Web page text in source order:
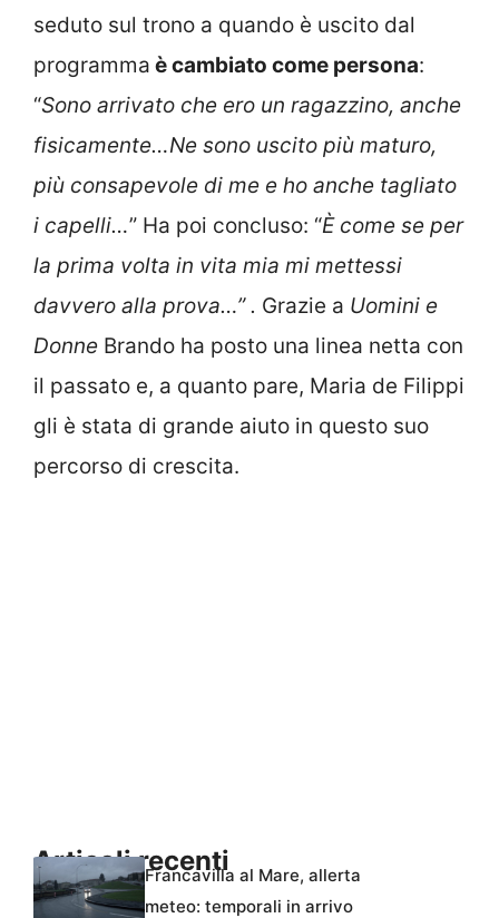
seduto sul trono a quando è uscito dal
programma è cambiato come persona:
“Sono arrivato che ero un ragazzino, anche
fisicamente…Ne sono uscito più maturo,
più consapevole di me e ho anche tagliato
i capelli…” Ha poi concluso: “È come se per
la prima volta in vita mia mi mettessi
davvero alla prova…” . Grazie a Uomini e
Donne Brando ha posto una linea netta con
il passato e, a quanto pare, Maria de Filippi
gli è stata di grande aiuto in questo suo
percorso di crescita.
Articoli recentiFrancavilla al Mare, allerta
meteo: temporali in arrivo